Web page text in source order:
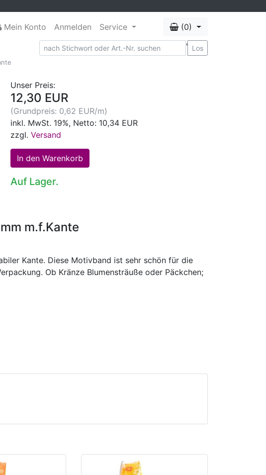
Mein Konto Anmelden Service
(0)
' Los
Unser Preis:
12,30 EUR
(Grundpreis: 0,62 EUR/m)
inkl. MwSt. 19%, Netto: 10,34 EUR
zzgl. Versand
Auf Lager.
m.f.Kante
Kante. Diese Motivband ist sehr schön für die
Ob Kränze Blumensträuße oder Päckchen;